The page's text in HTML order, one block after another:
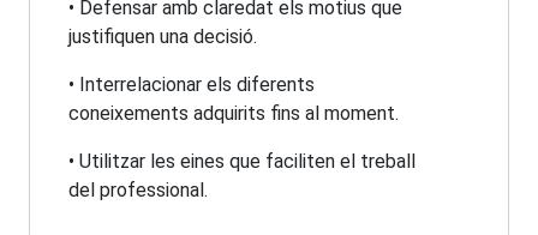
• Defensar amb claredat els motius que
justifiquen una decisió.
• Interrelacionar els diferents
coneixements adquirits fins al moment.
• Utilitzar les eines que faciliten el treball
del professional.